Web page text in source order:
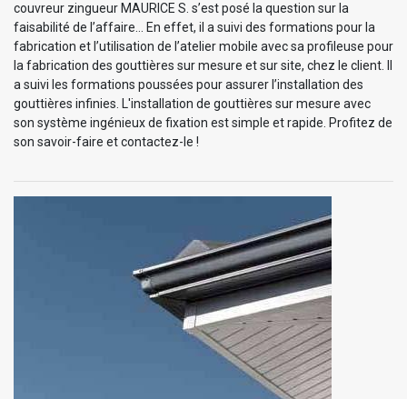
couvreur zingueur MAURICE S. s’est posé la question sur la
faisabilité de l’affaire… En effet, il a suivi des formations pour la
fabrication et l’utilisation de l’atelier mobile avec sa profileuse pour
la fabrication des gouttières sur mesure et sur site, chez le client. Il
a suivi les formations poussées pour assurer l’installation des
gouttières infinies. L'installation de gouttières sur mesure avec
son système ingénieux de fixation est simple et rapide. Profitez de
son savoir-faire et contactez-le !